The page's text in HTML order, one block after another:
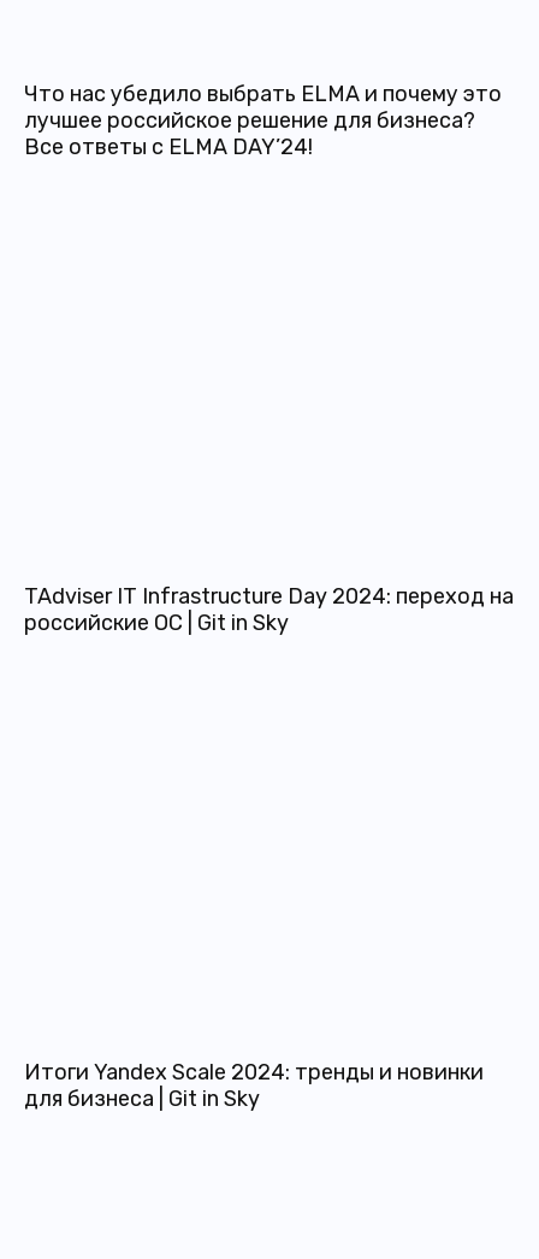
Что нас убедило выбрать ELMA и почему это
лучшее российское решение для бизнеса?
Все ответы с ELMA DAY’24!
TAdviser IT Infrastructure Day 2024: переход на
российские ОС | Git in Sky
Итоги Yandex Scale 2024: тренды и новинки
для бизнеса | Git in Sky